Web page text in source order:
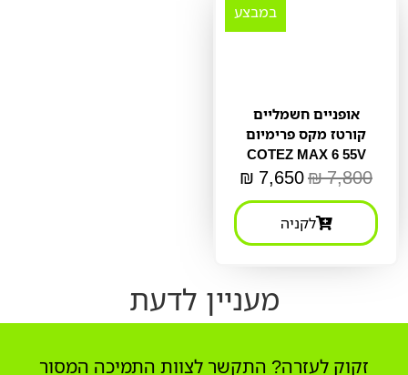
במבצע
אופניים חשמליים
קורטז מקס פרימיום
COTEZ MAX 6 55V
7,800
₪
7,650
₪
לקניה
מעניין לדעת
זקוק לעזרה? התקשר לצוות התמיכה המסור